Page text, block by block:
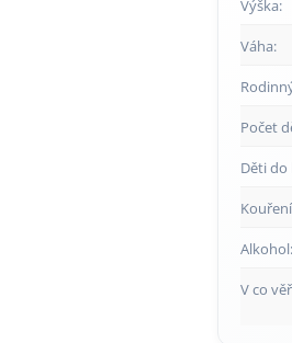
Výška:
Váha:
Počet
Děti
Alkohol:
V co